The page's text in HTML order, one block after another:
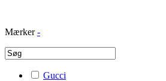
Mærker -
Gucci